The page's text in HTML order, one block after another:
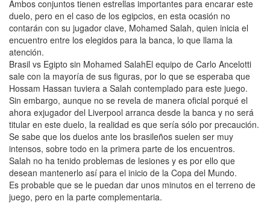
Ambos conjuntos tienen estrellas importantes para encarar este
duelo, pero en el caso de los egipcios, en esta ocasión no
contarán con su jugador clave, Mohamed Salah, quien inicia el
encuentro entre los elegidos para la banca, lo que llama la
atención.
Brasil vs Egipto sin Mohamed SalahEl equipo de Carlo Ancelotti
sale con la mayoría de sus figuras, por lo que se esperaba que
Hossam Hassan tuviera a Salah contemplado para este juego.
Sin embargo, aunque no se revela de manera oficial porqué el
ahora exjugador del Liverpool arranca desde la banca y no será
titular en este duelo, la realidad es que sería sólo por precaución.
Se sabe que los duelos ante los brasileños suelen ser muy
intensos, sobre todo en la primera parte de los encuentros.
Salah no ha tenido problemas de lesiones y es por ello que
desean mantenerlo así para el inicio de la Copa del Mundo.
Es probable que se le puedan dar unos minutos en el terreno de
juego, pero en la parte complementaria.